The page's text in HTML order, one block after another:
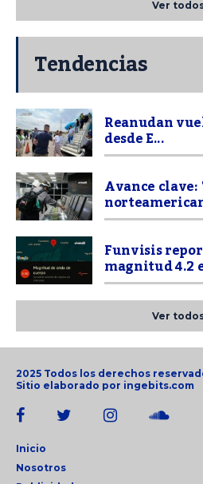
Ver
Tendencias
Reanudan
desde E...
Avance clave:
Funvisis
magnitud 4.2
Ver
2025 Todos los derechos
Sitio elaborado por ingebits.com
Inicio
Nosotros